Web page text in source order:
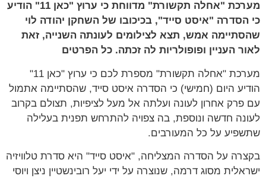
מערכת "אחלה תקשורת" מדווחת כי ערוץ "כאן 11" הודיע
כי הסדרה "איסט סייד", בכיכובו של השחקן יהודה לוי
שהסתיימה אמש, תצא לצילומים לעונתה השנייה, זאת
לאור העניין ופופולריות לה זכתה. כל הפרטים
מערכת "אחלה תקשורת" מספרת לכם כי ערוץ "כאן 11"
הודיע היום (חמישי) כי הסדרה איסט סייד, שהסתיימה אתמול
עם פרק אחרון לעונה ועלתה אל מעל לציפיות, תצולם בקרוב
לעונה חדשה ונוספת, בה צפויה להתרחש תפנית בעלילה
שתשפיע על כל המעורבים.
בקצרה על הסדרה המצליחה, "איסט סייד" היא סדרת טלוויזיה
ישראלית מסוג דרמה, שנוצרה על ידי יעל רובינשטיין ניצן ויוסי